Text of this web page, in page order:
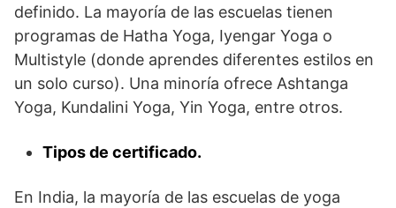
definido. La mayoría de las escuelas tienen
programas de Hatha Yoga, Iyengar Yoga o
Multistyle (donde aprendes diferentes estilos en
un solo curso). Una minoría ofrece Ashtanga
Yoga, Kundalini Yoga, Yin Yoga, entre otros.
Tipos de certificado.
En India, la mayoría de las escuelas de yoga